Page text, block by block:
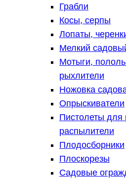
Грабли
Косы, серпы
Лопаты,
Мелкий
Мотыги,
рыхлители
Ножовка
Опрыскиватели
Пистолеты для
распылители
Плодосборники
Плоскорезы
Садовые